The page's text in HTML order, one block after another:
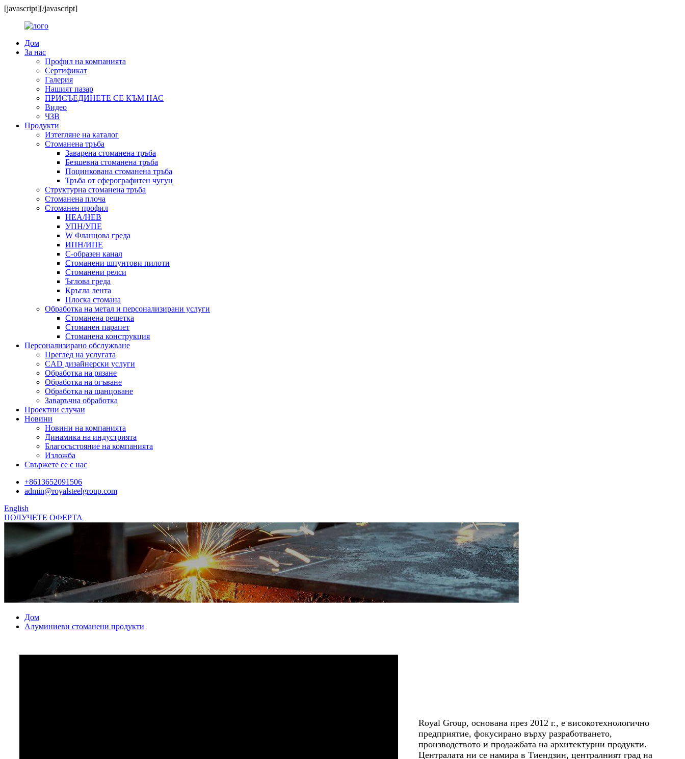
[javascript][/javascript]
Дом
За нас
Профил на компанията
Сертификат
Галерия
Нашият пазар
ПРИСЪЕДИНЕТЕ СЕ КЪМ НАС
Видео
ЧЗВ
Продукти
Изтегляне на каталог
Стоманена тръба
Заварена стоманена тръба
Безшевна стоманена тръба
Поцинкована стоманена тръба
Тръба от сферографитен чугун
Структурна стоманена тръба
Стоманена плоча
Стоманен профил
HEA/HEB
УПН/УПЕ
W Фланцова греда
ИПН/ИПЕ
C-образен канал
Стоманени шпунтови пилоти
Стоманени релси
Ъглова греда
Кръгла лента
Плоска стомана
Обработка на метал и персонализирани услуги
Стоманена решетка
Стоманен парапет
Стоманена конструкция
Персонализирано обслужване
Преглед на услугата
CAD дизайнерски услуги
Обработка на рязане
Обработка на огъване
Обработка на щанцоване
Заваръчна обработка
Проектни случаи
Новини
Новини на компанията
Динамика на индустрията
Благосъстояние на компанията
Изложба
Свържете се с нас
+8613652091506
admin@royalsteelgroup.com
English
ПОЛУЧЕТЕ ОФЕРТА
Дом
Алуминиеви стоманени продукти
Royal Group, основана през 2012 г., е високотехнологично
предприятие, фокусирано върху разработването,
производството и продажбата на архитектурни продукти.
Централата ни се намира в Тиендзин, централният град на